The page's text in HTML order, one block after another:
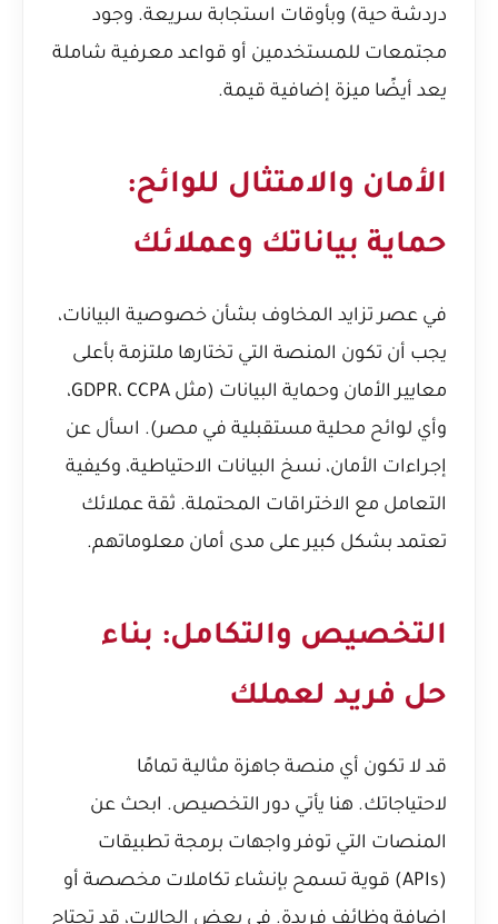
دردشة حية) وبأوقات استجابة سريعة. وجود
مجتمعات للمستخدمين أو قواعد معرفية شاملة
يعد أيضًا ميزة إضافية قيمة.
الأمان والامتثال للوائح:
حماية بياناتك وعملائك
في عصر تزايد المخاوف بشأن خصوصية البيانات،
يجب أن تكون المنصة التي تختارها ملتزمة بأعلى
معايير الأمان وحماية البيانات (مثل GDPR، CCPA،
وأي لوائح محلية مستقبلية في مصر). اسأل عن
إجراءات الأمان، نسخ البيانات الاحتياطية، وكيفية
التعامل مع الاختراقات المحتملة. ثقة عملائك
تعتمد بشكل كبير على مدى أمان معلوماتهم.
التخصيص والتكامل: بناء
حل فريد لعملك
قد لا تكون أي منصة جاهزة مثالية تمامًا
لاحتياجاتك. هنا يأتي دور التخصيص. ابحث عن
المنصات التي توفر واجهات برمجة تطبيقات
(APIs) قوية تسمح بإنشاء تكاملات مخصصة أو